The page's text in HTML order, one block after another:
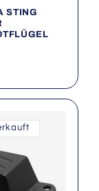
STING